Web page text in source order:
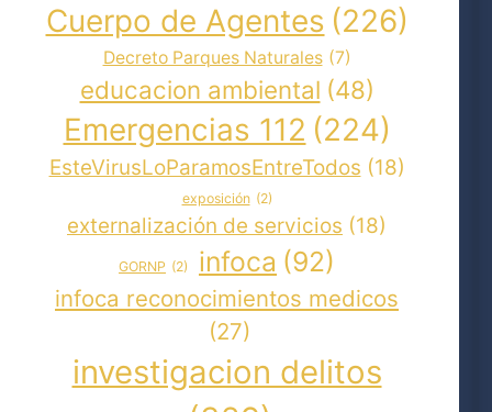
Cuerpo de Agentes (226)
Decreto Parques Naturales (7)
educacion ambiental (48)
Emergencias 112 (224)
EsteVirusLoParamosEntreTodos (18)
exposición (2)
externalización de servicios (18)
GORNP (2) infoca (92)
infoca reconocimientos medicos
(27)
investigacion delitos